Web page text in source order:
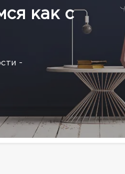
как с
-